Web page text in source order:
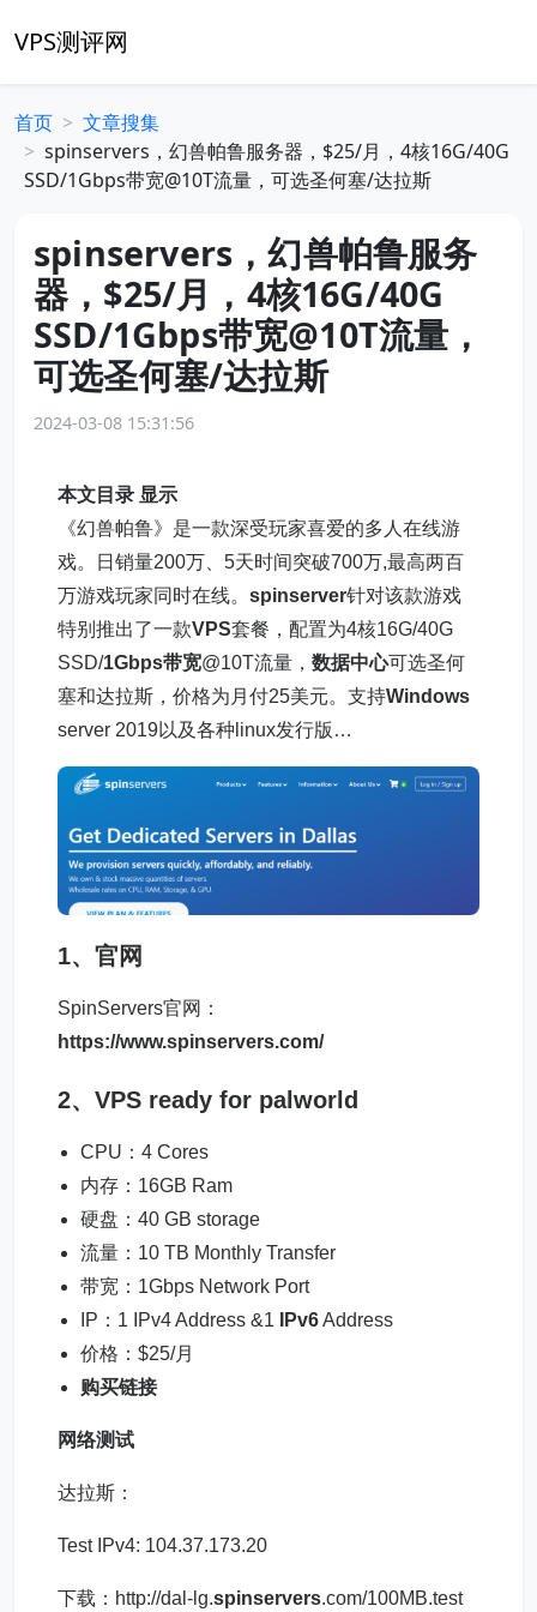
VPS测评网
首页
文章搜集
spinservers，幻兽帕鲁服务器，$25/月，4核16G/40G
SSD/1Gbps带宽@10T流量，可选圣何塞/达拉斯
spinservers，幻兽帕鲁服务
器，$25/月，4核16G/40G
SSD/1Gbps带宽@10T流量，
可选圣何塞/达拉斯
2024-03-08 15:31:56
本文目录 显示
《幻兽帕鲁》是一款深受玩家喜爱的多人在线游
戏。日销量200万、5天时间突破700万,最高两百
万游戏玩家同时在线。 spinserver针对该款游戏
特别推出了一款VPS套餐，配置为4核16G/40G
SSD/1Gbps带宽@10T流量， 数据中心可选圣何
塞和达拉斯，价格为月付25美元。支持Windows
server 2019以及各种linux发行版…
1、官网
SpinServers官网：
https://www.spinservers.com/
2、VPS ready for palworld
CPU：4 Cores
内存：16GB Ram
硬盘：40 GB storage
流量：10 TB Monthly Transfer
带宽：1Gbps Network Port
IP：1 IPv4 Address &1
IPv6Address
价格：$25/月
购买链接
网络测试
达拉斯：
Test IPv4: 104.37.173.20
下载：http://dal-lg.spinservers.com/100MB.test